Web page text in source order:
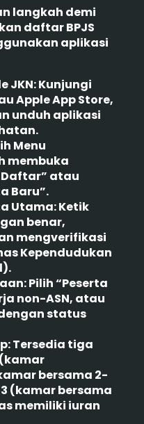
langkah demi
daftar BPJS
aplikasi
JKN:Kunjungi
Apple App Store,
unduh aplikasi
Menu
membuka
atau
Baru”.
Utama:Ketik
benar,
mengverifikasi
Kependudukan
Pilih “Peserta
non-ASN, atau
status
Tersedia tiga
(kamar
bersama 2-
(kamar bersama
memiliki iuran